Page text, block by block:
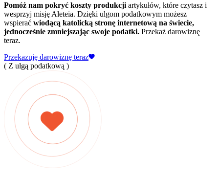
Pomóż nam pokryć koszty produkcji artykułów, które czytasz i
wesprzyj misję Aleteia. Dzięki ulgom podatkowym możesz
wspierać wiodącą katolicką stronę internetową na świecie,
jednocześnie zmniejszając swoje podatki. Przekaż darowiznę
teraz.
Przekazuję darowiznę teraz
( Z ulgą podatkową )